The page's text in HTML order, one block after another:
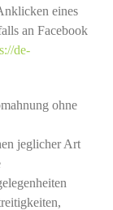
eines
an Facebook
de-
ohne
jeglicher Art